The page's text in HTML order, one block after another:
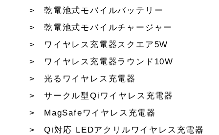
乾電池式モバイルバッテリー
乾電池式モバイルチャージャー
ワイヤレス充電器スクエア5W
ワイヤレス充電器ラウンド10W
光るワイヤレス充電器
サークル型Qiワイヤレス充電器
MagSafeワイヤレス充電器
Qi対応 LEDアクリルワイヤレス充電器